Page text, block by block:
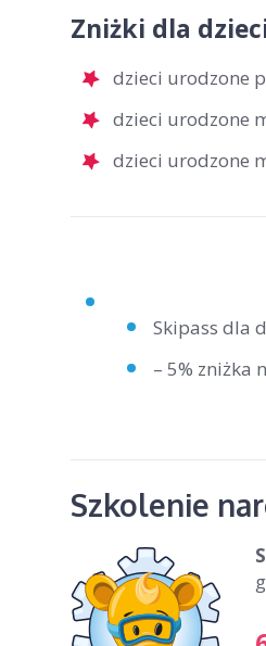
Zniżki dla
dzieci urodzone
dzieci urodzone
dzieci urodzone
Skipass dla
– 5% zniżka
Szkolenie